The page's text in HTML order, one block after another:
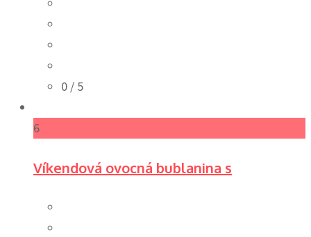
0 / 5
6
Víkendová ovocná bublanina s